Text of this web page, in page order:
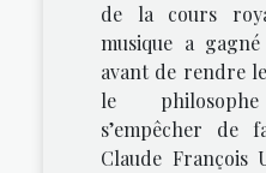
de la cours
musique a
avant de rendre
le philosophe
s’empêcher de
Claude François